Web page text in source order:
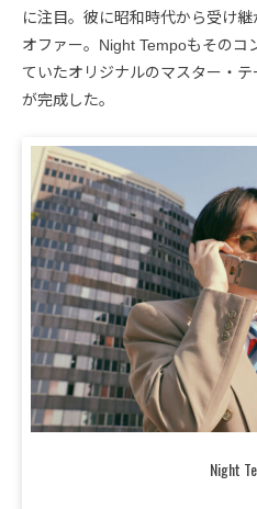
に注目。彼に昭和時代から受け
オファー。Night Tempoもそのコ
ていたオリジナルのマスター・
が完成した。
Night